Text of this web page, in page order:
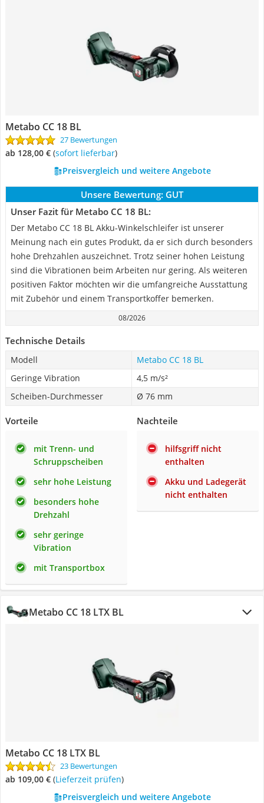
Metabo CC 18 BL
27 Bewertungen
ab 128,00 € ( Sofort lieferbar)
Preisvergleich und weitere Angebote
Unsere Bewertung: GUT
Unser Fazit für Metabo CC 18 BL:
Der Metabo CC 18 BL Akku-Winkelschleifer ist unserer
Meinung nach ein gutes Produkt, da er sich durch besonders
hohe Drehzahlen auszeichnet. Trotz seiner hohen Leistung
sind die Vibrationen beim Arbeiten nur gering. Als weiteren
positiven Faktor möchten wir die umfangreiche Ausstattung
mit Zubehör und einem Transportkoffer bemerken.
08/2026
Technische Details
Modell
Metabo CC 18 BL
Geringe Vibration
4,5 m/s²
Scheiben-Durchmesser
Ø 76 mm
Vorteile
mit Trenn- und
Schruppscheiben
sehr hohe Leistung
besonders hohe
Drehzahl
sehr geringe
Vibration
mit Transportbox
Nachteile
hilfsgriff nicht
enthalten
Akku und Ladegerät
nicht enthalten
Metabo CC 18 LTX BL
Metabo CC 18 LTX BL
23 Bewertungen
ab 109,00 € (Lieferzeit prüfen)
Preisvergleich und weitere Angebote